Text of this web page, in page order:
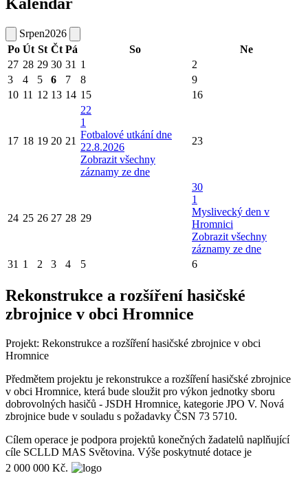
Srpen2026
Po Út St Čt Pá So
Ne
27 28 29 30 31 1
2
3
4 5 6 7 8
9
10 11 12 13 14 15 16
17 18 19 20 21
22
1
Fotbalové utkání dne
22.8.2026
Zobrazit všechny
záznamy ze dne
23
24 25 26 27 28 29
30
1
Myslivecký den v
Hromnici
Zobrazit všechny
záznamy ze dne
31 1 2 3 4 5 6
Rekonstrukce a rozšíření hasičské
zbrojnice v obci Hromnice
Projekt: Rekonstrukce a rozšíření hasičské zbrojnice v obci
Hromnice
Předmětem projektu je rekonstrukce a rozšíření hasičské zbrojnice
v obci Hromnice, která bude sloužit pro výkon jednotky sboru
dobrovolných hasičů - JSDH Hromnice, kategorie JPO V. Nová
zbrojnice bude v souladu s požadavky ČSN 73 5710.
Cílem operace je podpora projektů konečných žadatelů naplňující
cíle SCLLD MAS Světovina. Výše poskytnuté dotace je
2 000 000 Kč.